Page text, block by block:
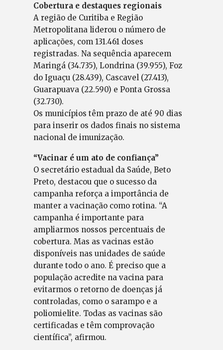
Cobertura e destaques regionais
A região de Curitiba e Região
Metropolitana liderou o número de
aplicações, com 131.461 doses
registradas. Na sequência aparecem
Maringá (34.735), Londrina (39.955), Foz
do Iguaçu (28.439), Cascavel (27.413),
Guarapuava (22.590) e Ponta Grossa
(32.730).
Os municípios têm prazo de até 90 dias
para inserir os dados finais no sistema
nacional de imunização.
“Vacinar é um ato de confiança”
O secretário estadual da Saúde, Beto
Preto, destacou que o sucesso da
campanha reforça a importância de
manter a vacinação como rotina. “A
campanha é importante para
ampliarmos nossos percentuais de
cobertura. Mas as vacinas estão
disponíveis nas unidades de saúde
durante todo o ano. É preciso que a
população acredite na vacina para
evitarmos o retorno de doenças já
controladas, como o sarampo e a
poliomielite. Todas as vacinas são
certificadas e têm comprovação
científica”, afirmou.